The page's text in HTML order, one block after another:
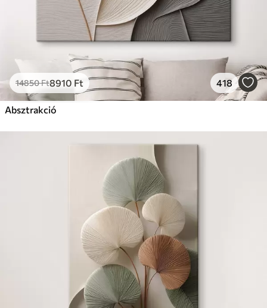
14850Ft8910 Ft 418
Absztrakció